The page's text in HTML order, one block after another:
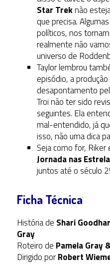
Star Treknão
que precisa.
políticos, nos
realmente não
universo de
Taylor lembrou
episódio, a
desapontamento
Troi não ter sido
seguintes. Ela
mal-entendido, já
isso, não uma dica
Seja como for, Riker
Jornada nas
juntos até o século
Ficha Técnica
História de Shari
Gray
Roteiro de Pamela Gray
Dirigido porRobert